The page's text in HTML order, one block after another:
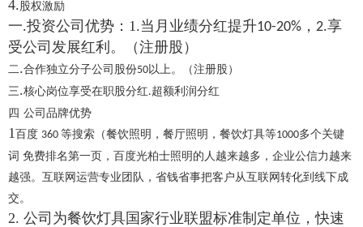
4.股权激励
一.投资公司优势： 1.当月业绩分红提升10-20% ， 2.享
受公司发展红利。（注册股）
二.合作独立分子公司股份50以上。（注册股）
三.核心岗位享受在职股分红.超额利润分红
四 公司品牌优势
1百度 360 等搜索（餐饮照明 ，餐厅照明，餐饮灯具等1000多个关键
词 免费排名第一页，百度光柏士照明的人越来越多，企业公信力越来
越强。互联网运营专业团队，省钱省事把客户从互联网转化到线下成
交。
2. 公司为餐饮灯具国家行业联盟标准制定单位，快速